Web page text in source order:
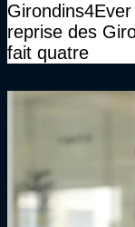
reprise des
fait quatre